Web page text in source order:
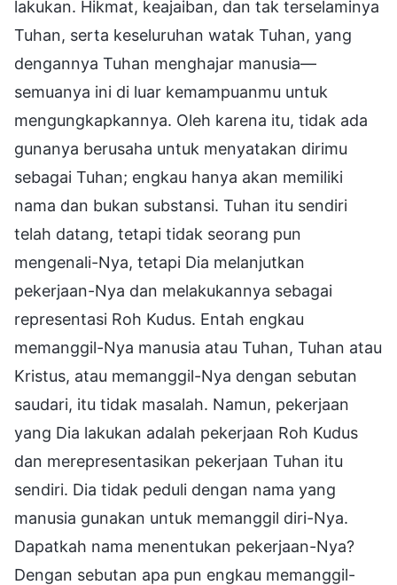
lakukan. Hikmat, keajaiban, dan tak terselaminya
Tuhan, serta keseluruhan watak Tuhan, yang
dengannya Tuhan menghajar manusia—
semuanya ini di luar kemampuanmu untuk
mengungkapkannya. Oleh karena itu, tidak ada
gunanya berusaha untuk menyatakan dirimu
sebagai Tuhan; engkau hanya akan memiliki
nama dan bukan substansi. Tuhan itu sendiri
telah datang, tetapi tidak seorang pun
mengenali-Nya, tetapi Dia melanjutkan
pekerjaan-Nya dan melakukannya sebagai
representasi Roh Kudus. Entah engkau
memanggil-Nya manusia atau Tuhan, Tuhan atau
Kristus, atau memanggil-Nya dengan sebutan
saudari, itu tidak masalah. Namun, pekerjaan
yang Dia lakukan adalah pekerjaan Roh Kudus
dan merepresentasikan pekerjaan Tuhan itu
sendiri. Dia tidak peduli dengan nama yang
manusia gunakan untuk memanggil diri-Nya.
Dapatkah nama menentukan pekerjaan-Nya?
Dengan sebutan apa pun engkau memanggil-